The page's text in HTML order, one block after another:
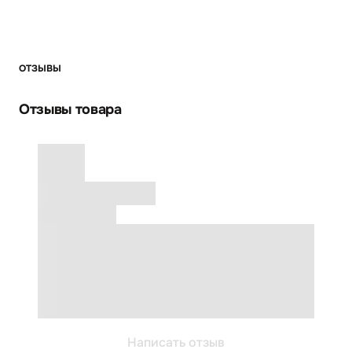
ОТЗЫВЫ
Отзывы товара
Написать отзыв